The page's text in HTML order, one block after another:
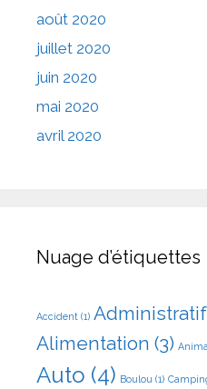
août 2020
juillet 2020
juin 2020
mai 2020
avril 2020
Nuage d’étiquettes
Accident (1) Administratif
Alimentation (3)
Auto (4) Boulou (1)